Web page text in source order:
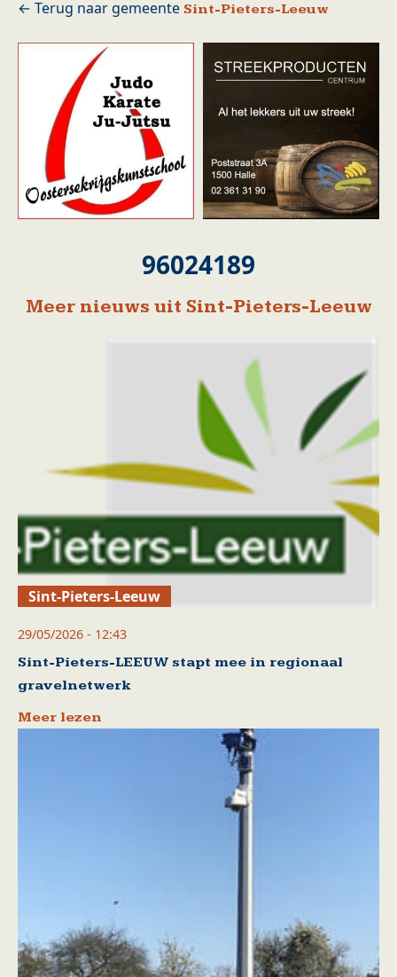
Sint-Pieters-Leeuw
96024189
Meer nieuws uit Sint-Pieters-Leeuw
Sint-Pieters-Leeuw
29/05/2026 - 12:43
Sint-Pieters-LEEUW stapt mee in regionaal
gravelnetwerk
Meer lezen